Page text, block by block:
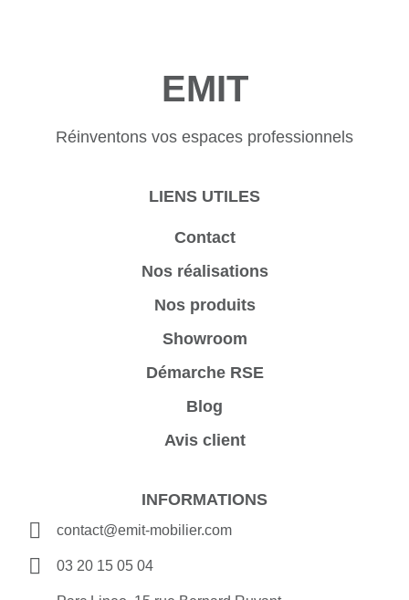
EMIT
Réinventons vos espaces professionnels
LIENS UTILES
Contact
Nos réalisations
Nos produits
Showroom
Démarche RSE
Blog
Avis client
INFORMATIONS
contact@emit-mobilier.com
03 20 15 05 04